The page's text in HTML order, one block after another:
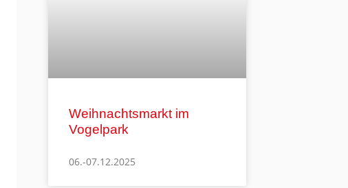
Weihnachtsmarkt im
Vogelpark
06.-07.12.2025